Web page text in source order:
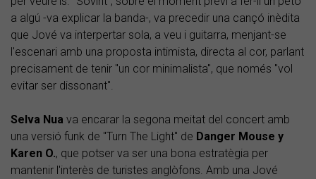
a algú -va explicar la banda-, va precedir una cançó inèdita
que Jové va interpertar sola, a veu i guitarra, menjant-se
l'escenari amb una proposta intimista, directa al cor, parlant
precisament de tenir "un cor minimalista", que només "vol
evitar ser dissonant".
Selva Nua va encarar la segona meitat del concert amb
una versió funk de "Turn The Light" de Danger Mouse y
Karen O., que potser va ser una bona estratègia per
mantenir l'interès de turistes anglòfons. Amb una Jové